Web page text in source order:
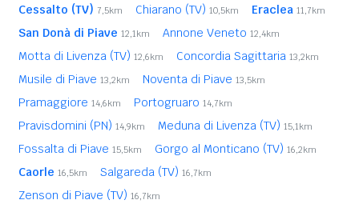
Cessalto (TV) 7,5km Chiarano (TV) 10,5km Eraclea 11,7km
San Donà di Piave 12,1km Annone Veneto 12,4km
Motta di Livenza (TV) 12,6km Concordia Sagittaria 13,2km
Musile di Piave 13,2km Noventa di Piave 13,5km
Pramaggiore 14,6km Portogruaro 14,7km
Pravisdomini (PN) 14,9km Meduna di Livenza (TV) 15,1km
Fossalta di Piave 15,5km Gorgo al Monticano (TV) 16,2km
Caorle 16,5km Salgareda (TV) 16,7km
Zenson di Piave (TV) 16,7km